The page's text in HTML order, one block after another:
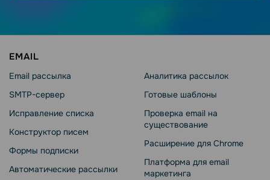
EMAIL
Email рассылка
SMTP-сервер
Исправление списка
Конструктор писем
Формы подписки
Автоматические рассылки
Аналитика рассылок
Готовые шаблоны
Проверка email на
существование
Расширение для Chrome
Платформа для email
маркетинга